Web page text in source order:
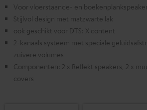
Voor vloerstaande- en
Stijlvol design met matzwarte lak
ook geschikt voor DTS: X content
2-kanaals systeem met speciale
zuivere volumes
Componenten: 2 x Reflekt speakers, 2 x
covers